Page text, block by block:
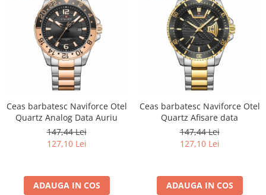
Ceas barbatesc Naviforce Otel
Quartz Analog Data Auriu
147,44 Lei
127,10 Lei
ADAUGA IN COS
Ceas barbatesc Naviforce Otel
Quartz Afisare data
147,44 Lei
127,10 Lei
ADAUGA IN COS